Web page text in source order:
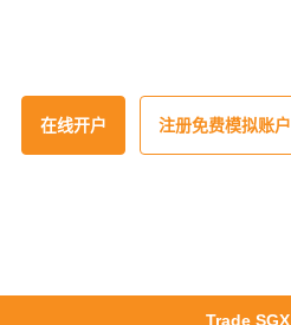
在线开户 注册免费模拟账户